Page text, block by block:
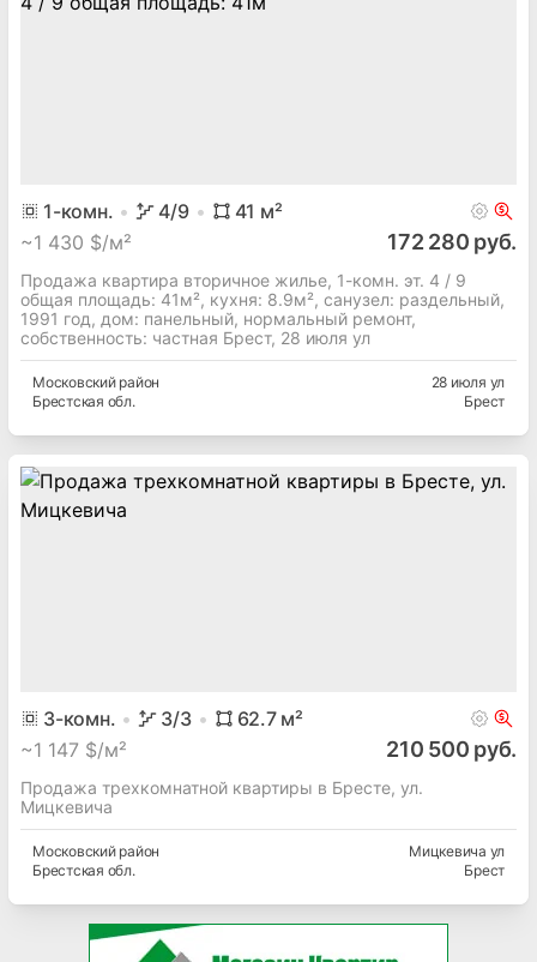
1-комн. 4/9 41 м²
~1 430 $/м² 172 280 руб.
Продажа квартира вторичное жилье, 1-комн. эт. 4 / 9
общая площадь: 41м², кухня: 8.9м², cанузел: раздельный,
1991 год, дом: панельный, нормальный ремонт,
собственность: частная Брест, 28 июля ул
Московскийрайон
Брестская обл.
28 июля ул
Брест
3-комн. 3/3 62.7м²
~1 147 $/м² 210 500 руб.
Продажа трехкомнатной квартиры в Бресте, ул.
Мицкевича
Московскийрайон
Брестская обл.
Мицкевича ул
Брест